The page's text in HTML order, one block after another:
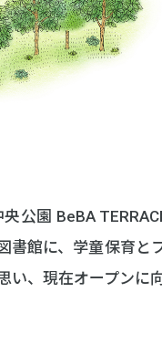
公園 BeBA
書館に、学童保育と
い、現在オープンに